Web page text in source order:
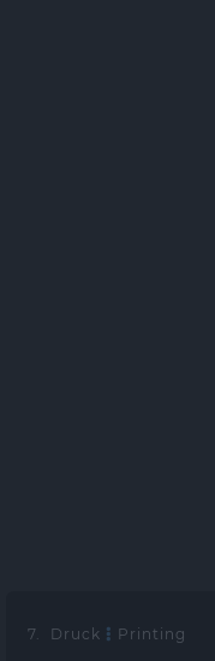
7. Druck Printing